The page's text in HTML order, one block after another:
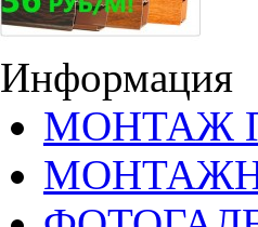
Информация
МОНТАЖ